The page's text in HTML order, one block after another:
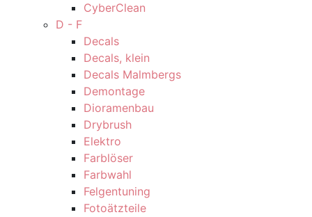
CyberClean
D - F
Decals
Decals, klein
Decals Malmbergs
Demontage
Dioramenbau
Drybrush
Elektro
Farblöser
Farbwahl
Felgentuning
Fotoätzteile